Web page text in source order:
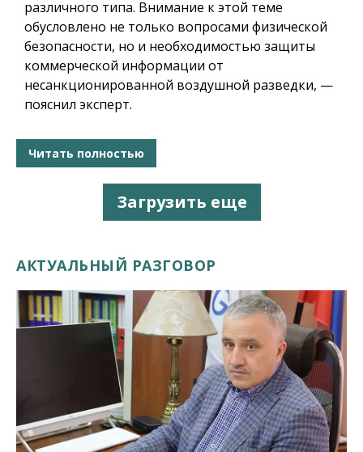
различного типа. Внимание к этой теме
обусловлено не только вопросами физической
безопасности, но и необходимостью защиты
коммерческой информации от
несанкционированной воздушной разведки, —
пояснил эксперт.
Читать полностью
Загрузить еще
АКТУАЛЬНЫЙ РАЗГОВОР